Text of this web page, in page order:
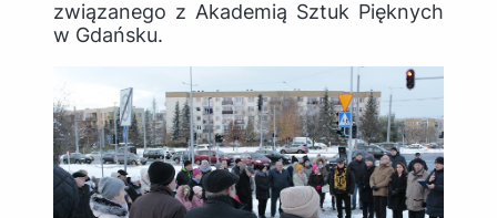
związanego z Akademią Sztuk Pięknych
w Gdańsku.